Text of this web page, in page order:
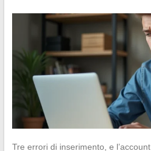
Tre errori di inserimento, e